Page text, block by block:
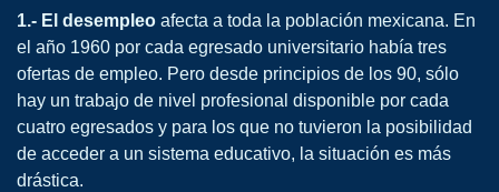
1.- El desempleo afecta a toda la población mexicana. En
el año 1960 por cada egresado universitario había tres
ofertas de empleo. Pero desde principios de los 90, sólo
hay un trabajo de nivel profesional disponible por cada
cuatro egresados y para los que no tuvieron la posibilidad
de acceder a un sistema educativo, la situación es más
drástica.